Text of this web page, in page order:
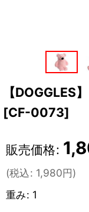
【DOGGLES
[CF-0073]
販売価格:
(税込: 1,980円)
重み: 1